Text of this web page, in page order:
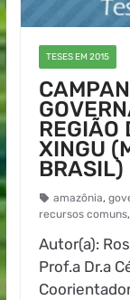
TESES EM 2015
REGIÃO
XINGU
BRASIL)
amazônia,
recursos comuns,
Autor(a):
Prof.a Dr.a